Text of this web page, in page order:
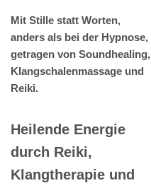
Mit Stille statt Worten,
anders als bei der Hypnose,
getragen von Soundhealing,
Klangschalenmassage und
Reiki.
Heilende Energie
durch Reiki,
Klangtherapie und